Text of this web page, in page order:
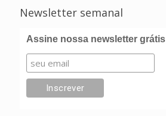
Newsletter semanal
Assine nossa newsletter grátis